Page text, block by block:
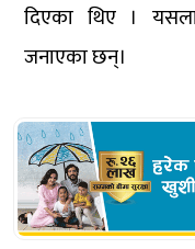
दिएका थिए ।
जनाएका छन्।